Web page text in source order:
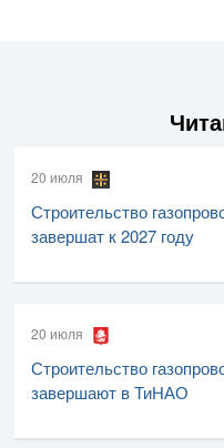
20 июля
Строительство
завершат к 2027 году
20 июля
Строительство
завершают в ТиНАО